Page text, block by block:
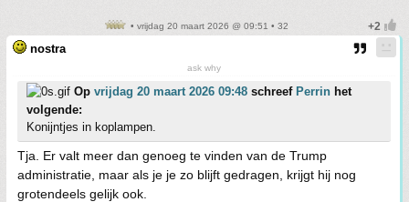
• vrijdag 20 maart 2026 @ 09:51 • 32
nostra
ask why
Op vrijdag 20 maart 2026 09:48 schreef Perrin het
volgende:
Konijntjes in koplampen.
Tja. Er valt meer dan genoeg te vinden van de Trump
administratie, maar als je je zo blijft gedragen, krijgt hij nog
grotendeels gelijk ook.